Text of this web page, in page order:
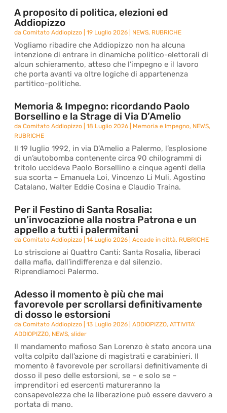
A proposito di politica, elezioni ed
Addiopizzo
daComitato Addiopizzo |19 Luglio 2026 NEWS, RUBRICHE
Vogliamo ribadire che Addiopizzo non ha alcuna
intenzione di entrare in dinamiche politico-elettorali di
alcun schieramento, atteso che l’impegno e il lavoro
che porta avanti va oltre logiche di appartenenza
partitico-politiche.
Memoria & Impegno: ricordando Paolo
Borsellino e la Strage di Via D’Amelio
daComitato Addiopizzo |18 Luglio 2026 Memoria e Impegno, NEWS,
RUBRICHE
Il 19 luglio 1992, in via D’Amelio a Palermo, l’esplosione
di un’autobomba contenente circa 90 chilogrammi di
tritolo uccideva Paolo Borsellino e cinque agenti della
sua scorta – Emanuela Loi, Vincenzo Li Muli, Agostino
Catalano, Walter Eddie Cosina e Claudio Traina.
Per il Festino di Santa Rosalia:
un’invocazione alla nostra Patrona e un
appello a tutti i palermitani
daComitato Addiopizzo |14 Luglio 2026 |Accade in città, RUBRICHE
Lo striscione ai Quattro Canti: Santa Rosalia, liberaci
dalla mafia, dall’indifferenza e dal silenzio.
Riprendiamoci Palermo.
Adesso il momento è più che mai
favorevole per scrollarsi definitivamente
di dosso le estorsioni
daComitato Addiopizzo |13 Luglio 2026 |ADDIOPIZZO,ATTIVITA'
ADDIOPIZZO, NEWS,slider
Il mandamento mafioso San Lorenzo è stato ancora una
volta colpito dall’azione di magistrati e carabinieri. Il
momento è favorevole per scrollarsi definitivamente di
dosso il peso delle estorsioni, se – e solo se –
imprenditori ed esercenti matureranno la
consapevolezza che la liberazione può essere davvero a
portata di mano.